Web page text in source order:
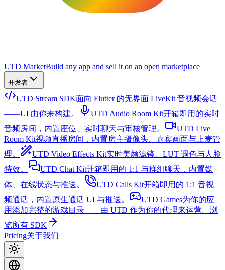
UTD MarketBuild any app and sell it on an open marketplace
开发者
UTD Stream SDK面向 Flutter 的无界面 LiveKit 音视频会话
——UI 由你来构建。
UTD Audio Room Kit开箱即用的实时
音频房间，内置座位、实时聊天与审核管理。
UTD Live
Room Kit视频直播房间，内置房主摄像头、嘉宾画面与上麦管
理。
UTD Video Effects Kit实时美颜滤镜、LUT 调色与人脸
特效。
UTD Chat Kit开箱即用的 1:1 与群组聊天，内置媒
体、在线状态与推送。
UTD Calls Kit开箱即用的 1:1 音视
频通话，内置原生通话 UI 与推送。
UTD Games为你的应
用添加完整的游戏目录——由 UTD 作为你的代理来运营。 浏
览所有 SDK
Pricing关于我们